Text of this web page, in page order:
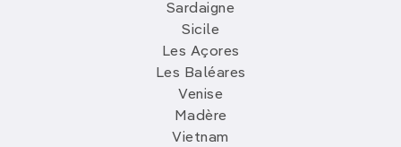
Sardaigne
Sicile
Les Açores
Les Baléares
Venise
Madère
Vietnam